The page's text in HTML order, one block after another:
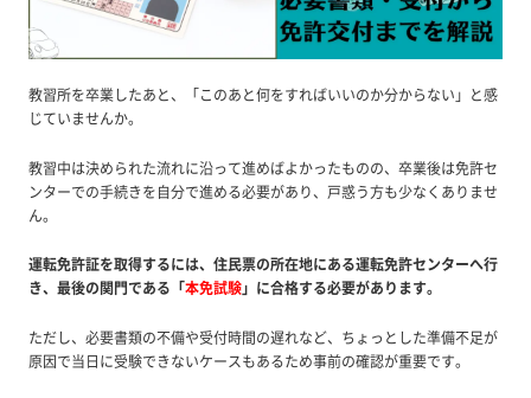
教習所を卒業したあと、「このあと何をすればいいのか分からない」と感
じていませんか。
教習中は決められた流れに沿って進めばよかったものの、卒業後は免許セ
ンターでの手続きを自分で進める必要があり、戸惑う方も少なくありませ
ん。
運転免許証を取得するには、住民票の所在地にある運転免許センターへ行
き、最後の関門である「本免試験」に合格する必要があります。
ただし、必要書類の不備や受付時間の遅れなど、ちょっとした準備不足が
原因で当日に受験できないケースもあるため事前の確認が重要です。